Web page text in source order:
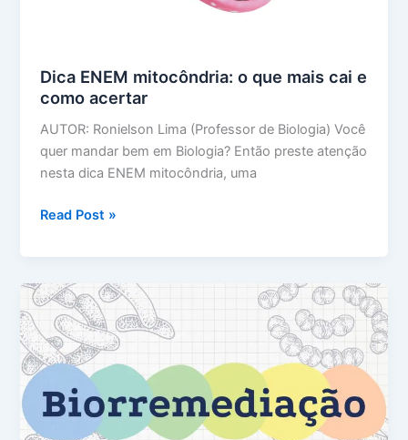
Dica ENEM mitocôndria: o que mais cai e
como acertar
AUTOR: Ronielson Lima (Professor de Biologia) Você
quer mandar bem em Biologia? Então preste atenção
nesta dica ENEM mitocôndria, uma
Dica
o
que
mais
cai
e
como
acertar
Read Post »